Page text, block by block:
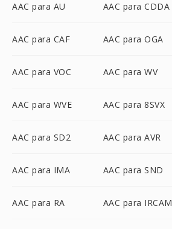
AAC para AU AAC para CDDA
AAC para CAF AAC para OGA
AAC para VOC AAC para WV
AAC para WVE AAC para 8SVX
AAC para SD2 AAC para AVR
AAC para IMA AAC para SND
AAC para RA AAC para IRCAM